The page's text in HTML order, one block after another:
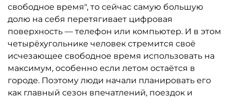
свободное время", то сейчас самую большую
долю на себя перетягивает цифровая
поверхность — телефон или компьютер. И в этом
четырёхугольнике человек стремится своё
исчезающее свободное время использовать на
максимум, особенно если летом остаётся в
городе. Поэтому люди начали планировать его
как главный сезон впечатлений, поездок и